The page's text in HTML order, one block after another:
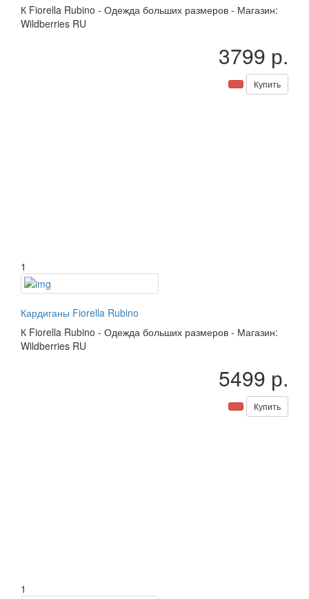
К Fiorella Rubino - Одежда больших размеров - Магазин:
Wildberries RU
3799 р.
Купить
1
Кардиганы Fiorella Rubino
К Fiorella Rubino - Одежда больших размеров - Магазин:
Wildberries RU
5499 р.
Купить
1